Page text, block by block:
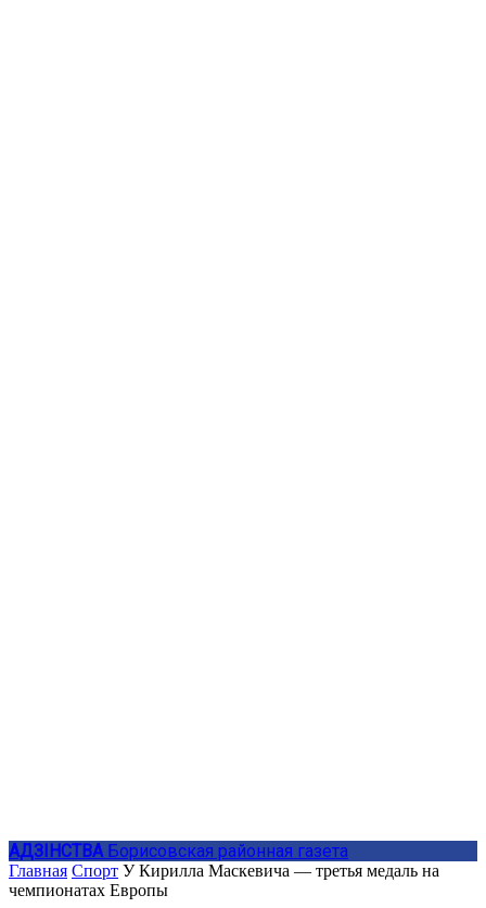
АДЗIНСТВА Борисовская районная газета
Главная Спорт У Кирилла Маскевича — третья медаль на
чемпионатах Европы